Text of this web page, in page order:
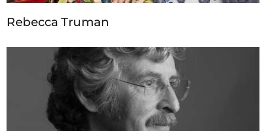
Rebecca Truman